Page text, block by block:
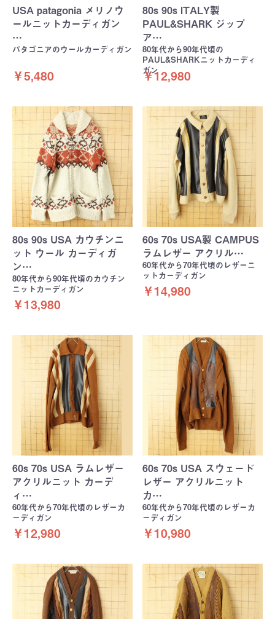
USA patagonia メリノウ
ールニットカーディガン
…
パタゴニアのウールカーディガン
￥5,480
80s 90s ITALY製
PAUL&SHARK ジップ
ア…
80年代から90年代頃の
PAUL&SHARKニットカーディ
ガン
￥12,980
80s 90s USA カウチンニ
ット ウール カーディガ
ン…
80年代から90年代頃のカウチン
ニットカーディガン
￥13,980
60s 70s USA製 CAMPUS
ラムレザー アクリル…
60年代から70年代頃のレザーニ
ットカーディガン
￥14,980
60s 70s USA ラムレザー
アクリルニット カーデ
ィ…
60年代から70年代頃のレザーカ
ーディガン
￥12,980
60s 70s USA スウェード
レザー アクリルニット
カ…
60年代から70年代頃のレザーカ
ーディガン
￥10,980